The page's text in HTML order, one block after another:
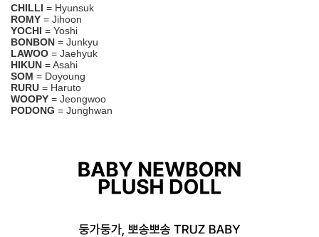
CHILLI = Hyunsuk
ROMY = Jihoon
YOCHI = Yoshi
BONBON = Junkyu
LAWOO = Jaehyuk
HIKUN = Asahi
SOM = Doyoung
RURU = Haruto
WOOPY = Jeongwoo
PODONG = Junghwan